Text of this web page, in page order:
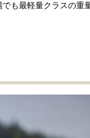
も最軽量クラスの重